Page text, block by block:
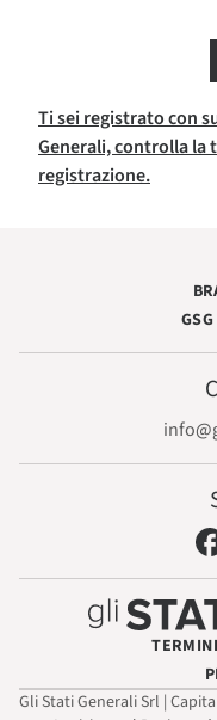
Ti sei registrato con
Generali, controlla la
registrazione.
Gli Stati Generali Srl |